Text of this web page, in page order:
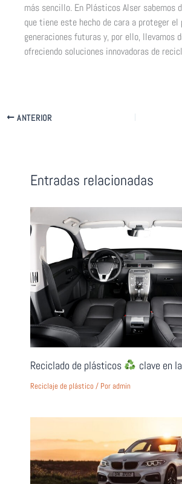
más sencillo. En Plásticos Alser sabemos
que tiene este hecho de cara a proteger el
generaciones futuras y, por ello, llevamos
ofreciendo soluciones innovadoras de
ANTERIOR
Entradas relacionadas
Reciclado de plásticos clave en
Reciclaje de plástico/ Poradmin